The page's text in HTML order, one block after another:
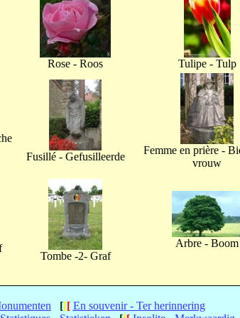
Rose - Roos
Tulipe - Tulp
Fusillé - Gefusilleerde
Femme en prière -
vrouw
Tombe -2- Graf
Arbre - Boom
[[[ En souvenir - Ter herinnering